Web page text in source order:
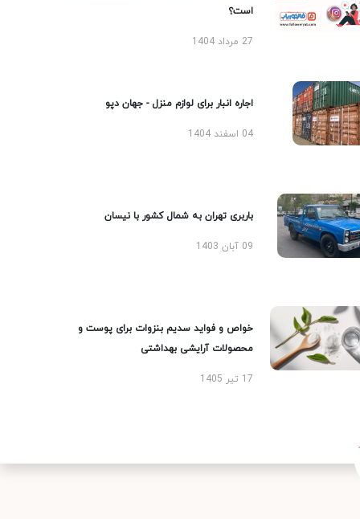
است؟
27 مرداد 1404
اجاره انبار برای لوازم منزل - جهان دپو
04 اسفند 1404
باربری تهران به شمال کشور با نیسان
09 آبان 1403
خواص و فواید سدیم بنزوات برای پوست و
محصولات آرایشی بهداشتی
17 تیر 1405